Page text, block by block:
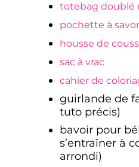
totebag doublé
pochette à
housse de
sac à vrac
cahier de
guirlande de
tuto précis)
bavoir pour
s’entraîner à
arrondi)